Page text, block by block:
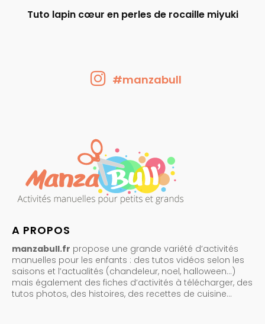
Tuto lapin cœur en perles de rocaille miyuki
#manzabull
A PROPOS
manzabull.fr propose une grande variété d’activités
manuelles pour les enfants : des tutos vidéos selon les
saisons et l’actualités (chandeleur, noel, halloween…)
mais également des fiches d’activités à télécharger, des
tutos photos, des histoires, des recettes de cuisine…